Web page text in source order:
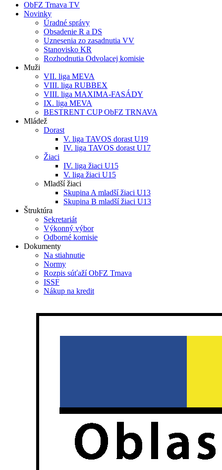
ObFZ Trnava TV
Novinky
Úradné správy
Obsadenie R a DS
Uznesenia zo zasadnutia VV
Stanovisko KR
Rozhodnutia Odvolacej komisie
Muži
VII. liga MEVA
VIII. liga RUBBEX
VIII. liga MAXIMA-FASÁDY
IX. liga MEVA
BESTRENT CUP ObFZ TRNAVA
Mládež
Dorast
V. liga TAVOS dorast U19
IV. liga TAVOS dorast U17
Žiaci
IV. liga žiaci U15
V. liga žiaci U15
Mladší žiaci
Skupina A mladší žiaci U13
Skupina B mladší žiaci U13
Štruktúra
Sekretariát
Výkonný výbor
Odborné komisie
Dokumenty
Na stiahnutie
Normy
Rozpis súťaží ObFZ Trnava
ISSF
Nákup na kredit